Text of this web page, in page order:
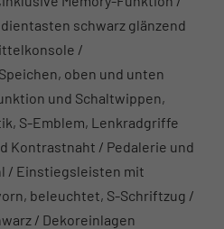
schwarz glänzend
/
oben und unten
und Schaltwippen,
S-Emblem, Lenkradgriffe
Kontrastnaht / Pedalerie und
/ Einstiegsleisten mit
beleuchtet, S-Schriftzug /
/ Dekoreinlagen